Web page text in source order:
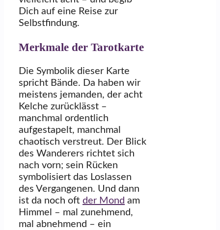
Dich auf eine Reise zur
Selbstfindung.
Merkmale der Tarotkarte
Die Symbolik dieser Karte
spricht Bände. Da haben wir
meistens jemanden, der acht
Kelche zurücklässt –
manchmal ordentlich
aufgestapelt, manchmal
chaotisch verstreut. Der Blick
des Wanderers richtet sich
nach vorn; sein Rücken
symbolisiert das Loslassen
des Vergangenen. Und dann
ist da noch oft der Mond am
Himmel – mal zunehmend,
mal abnehmend – ein